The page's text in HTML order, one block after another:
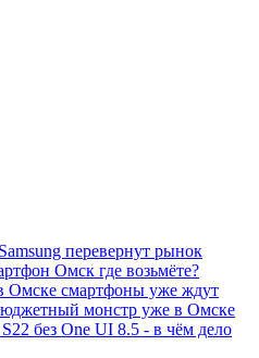
перевернут рынок
Омск где возьмёте?
Омске смартфоны уже ждут
монстр уже в Омске
без One UI 8.5 - в чём дело